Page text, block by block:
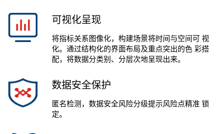
可视化呈现
将指标关系图像化，构建场景将时间与空间可 视
化。通过结构化的界面布局及重点突出的色 彩搭
配，将数据分类别、分层次地呈现出来。
数据安全保护
匿名检测，数据安全风险分级提示风险点精准 锁
定。